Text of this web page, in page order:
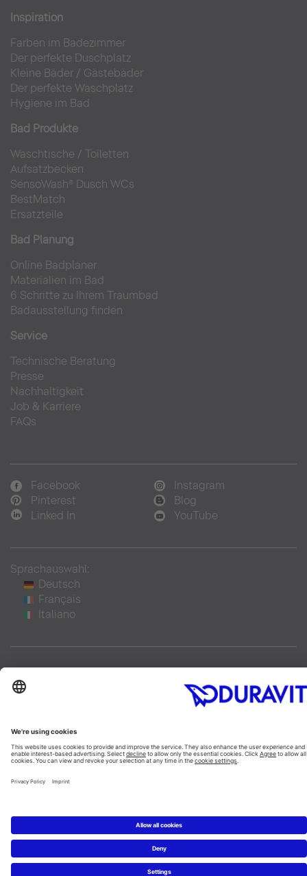
Inspiration
Farben im Badezimmer
Der perfekte Duschplatz
Kleine Bäder / Gästebäder
Der perfekte Waschplatz
Hygiene im Bad
Bad Produkte
Waschtische / Toiletten
Aufsatzbecken
SensoWash® Dusch WCs
BestMatch
Ersatzteile
Bad Planung
Online Badplaner
Materialien im Bad
6 Schritte zu Ihrem Traumbad
Badausstellung finden
Service
Technische Beratung
Presse
Nachhaltigkeit
Job & Karriere
FAQs
Facebook
Instagram
Pinterest
Blog
Linked In
YouTube
Sprachauswahl:
Deutsch
Français
Italiano
Copyright © 2026 Duravit AG
Cookie Einstellungen
Schweiz